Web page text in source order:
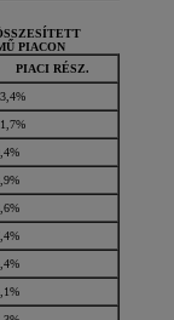
PIACON
PIACI RÉSZ.